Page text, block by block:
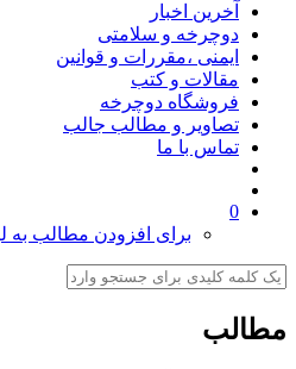
آخرین اخبار
دوچرخه و سلامتی
ایمنی ،مقررات و قوانین
مقالات و کتب
فروشگاه دوچرخه
تصاویر و مطالب جالب
تماس با ما
0
برای افزودن مطالب به
مطالب